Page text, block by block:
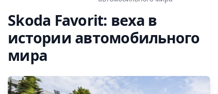
Skoda Favorit: веха в
истории автомобильного
мира